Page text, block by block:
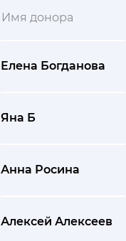
Имя донора
Елена Богданова
Яна Б
Анна Росина
Алексей Алексеев